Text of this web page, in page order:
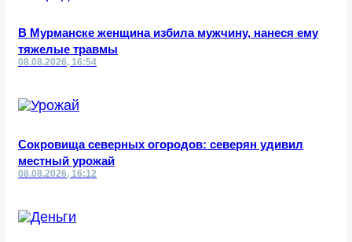
В Мурманске женщина избила мужчину, нанеся ему
тяжелые травмы
08.08.2026, 16:54
Сокровища северных огородов: северян удивил
местный урожай
08.08.2026, 16:12